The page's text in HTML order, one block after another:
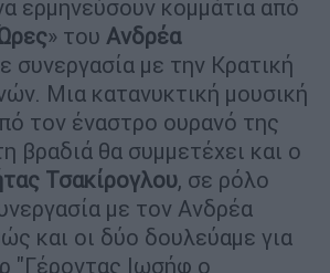
ερμηνεύσουν κομμάτια από
» του Ανδρέα
συνεργασία με την Κρατική
Μια κατανυκτική μουσική
τον έναστρο ουρανό της
βραδιά θα συμμετέχει και ο
Τσακίρογλου, σε ρόλο
με τον Ανδρέα
και οι δύο δουλεύαμε για
"Γέροντας Ιωσήφ ο